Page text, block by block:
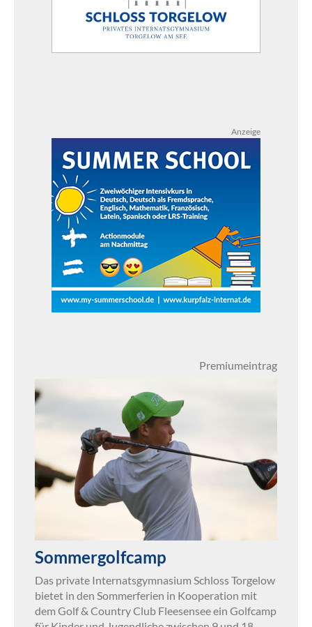
Anzeige
Premiumeintrag
Sommergolfcamp
Das private Internatsgymnasium Schloss Torgelow
bietet in den Sommerferien in Kooperation mit
dem Golf & Country Club Fleesensee ein Golfcamp